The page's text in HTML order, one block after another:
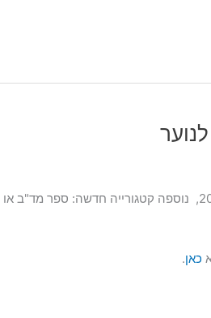
באישור האסיפה הכללית מיום 20.12.2012, נוספה קטגורייה חדשה: ספר מד"ב או
כאן.